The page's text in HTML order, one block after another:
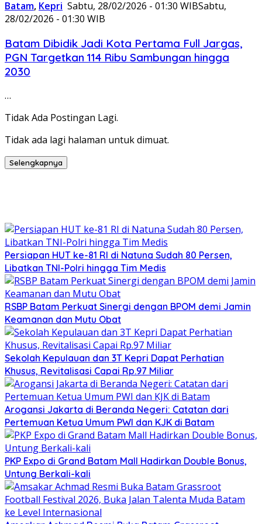
Batam, Kepri Sabtu, 28/02/2026 - 01:30 WIBSabtu,
28/02/2026 - 01:30 WIB
Batam Dibidik Jadi Kota Pertama Full Jargas,
PGN Targetkan 114 Ribu Sambungan hingga
2030
…
Tidak Ada Postingan Lagi.
Tidak ada lagi halaman untuk dimuat.
Selengkapnya
Persiapan HUT ke-81 RI di Natuna Sudah 80 Persen,
Libatkan TNI-Polri hingga Tim Medis
RSBP Batam Perkuat Sinergi dengan BPOM demi Jamin
Keamanan dan Mutu Obat
Sekolah Kepulauan dan 3T Kepri Dapat Perhatian
Khusus, Revitalisasi Capai Rp.97 Miliar
Arogansi Jakarta di Beranda Negeri: Catatan dari
Pertemuan Ketua Umum PWI dan KJK di Batam
PKP Expo di Grand Batam Mall Hadirkan Double Bonus,
Untung Berkali-kali